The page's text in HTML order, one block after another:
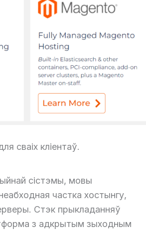
сваіх кліентаў.
сістэмы, мовы
частка хостынгу,
Стэк прыкладанняў
з адкрытым зыходным